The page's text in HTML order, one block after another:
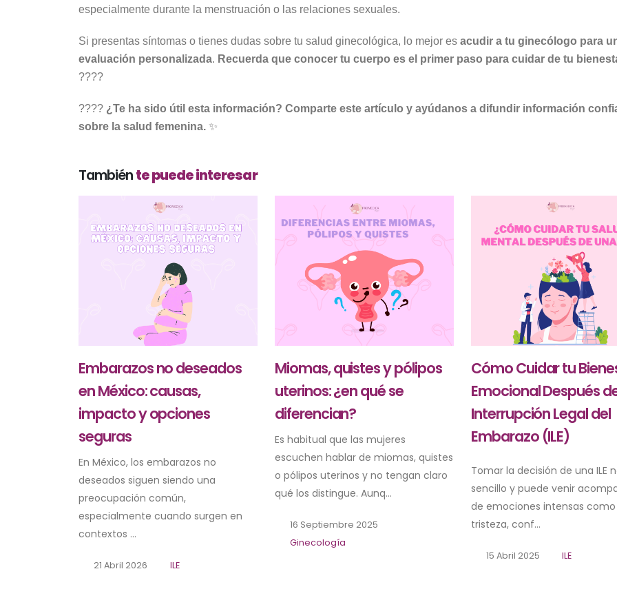
especialmente durante la menstruación o las relaciones sexuales.
Si presentas síntomas o tienes dudas sobre tu salud ginecológica, lo mejor es acudir a tu ginecólogo para
evaluación personalizada. Recuerda que conocer tu cuerpo es el primer paso para cuidar de tu
????
???? ¿Te ha sido útil esta información? Comparte este artículo y ayúdanos a difundir información
sobre la salud femenina. ✨
Tambiénte puede interesar
Embarazos no deseados
en México: causas,
impacto y opciones
seguras
En México, los embarazos no
deseados siguen siendo una
preocupación común,
especialmente cuando surgen en
contextos ...
21 Abril 2026 ILE
Miomas, quistes y pólipos
uterinos: ¿en qué se
diferencian?
Es habitual que las mujeres
escuchen hablar de miomas, quistes
o pólipos uterinos y no tengan claro
qué los distingue. Aunq...
16 Septiembre 2025
Ginecología
Cómo Cuidar tu
Emocional Después
Interrupción Legal del
Embarazo (ILE)
Tomar la decisión de una ILE
sencillo y puede venir
de emociones intensas como
tristeza, conf...
15 Abril 2025 ILE